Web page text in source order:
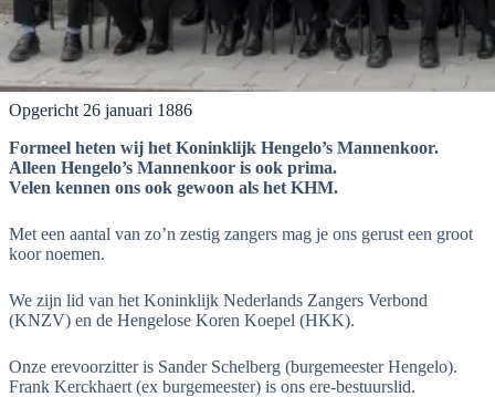
Opgericht 26 januari 1886
Formeel heten wij het Koninklijk Hengelo’s Mannenkoor.
Alleen Hengelo’s Mannenkoor is ook prima.
Velen kennen ons ook gewoon als het KHM.
Met een aantal van zo’n zestig zangers mag je ons gerust een groot
koor noemen.
We zijn lid van het Koninklijk Nederlands Zangers Verbond
(KNZV) en de Hengelose Koren Koepel (HKK).
Onze erevoorzitter is Sander Schelberg (burgemeester Hengelo).
Frank Kerckhaert (ex burgemeester) is ons ere-bestuurslid.